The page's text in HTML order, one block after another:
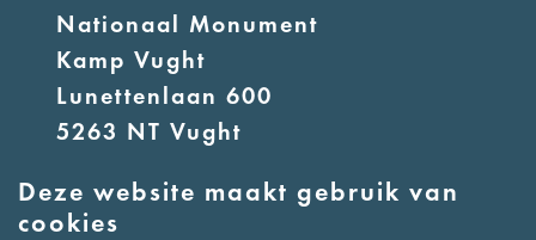
Deze website maakt gebruik van
cookies
Nationaal Monument
Kamp Vught
Lunettenlaan 600
5263 NT Vught
E:info@nmkampvught.nl